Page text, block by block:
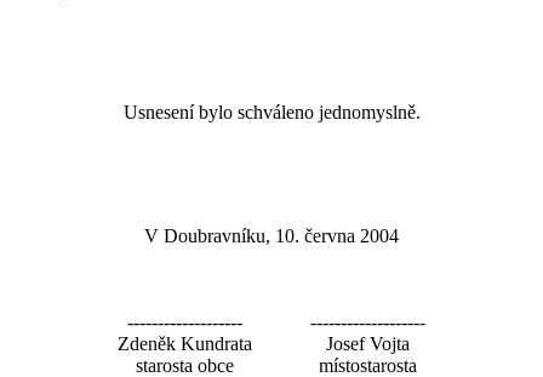
Usnesení bylo schváleno jednomyslně.
V Doubravníku, 10. června 2004
-------------------
Zdeněk Kundrata
starosta obce
-------------------
Josef Vojta
místostarosta